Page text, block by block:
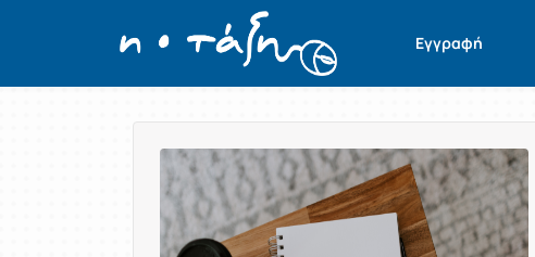
Εγγραφή
Παρουσίαση/Προβολή